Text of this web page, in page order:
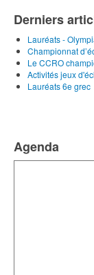
Derniers
Lauréats -
Championnat
Le CCRO
Activités jeux
Lauréats 6e grec
Agenda